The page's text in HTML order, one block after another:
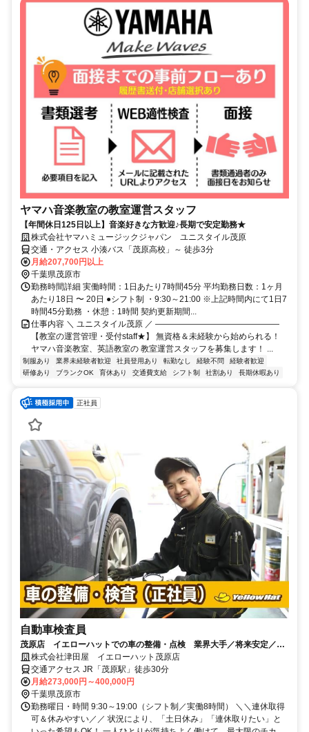
ヤマハ音楽教室の教室運営スタッフ
【年間休日125日以上】音楽好きな方歓迎♪長期で安定勤務★
株式会社ヤマハミュージックジャパン ユニスタイル茂原
交通・アクセス 小湊バス「茂原高校」～ 徒歩3分
月給207,700円以上
千葉県茂原市
勤務時間詳細 実働時間：1日あたり7時間45分 平均勤務日数：1ヶ月
あたり18日 〜 20日 ●シフト制 ・9:30～21:00 ※上記時間内にて1日7
時間45分勤務 ・休憩：1時間 契約更新期間...
仕事内容 ＼ ユニスタイル茂原 ／ ―――――――――――――――
【教室の運営管理・受付staff★】 無資格＆未経験から始められる！
ヤマハ音楽教室、英語教室の 教室運営スタッフを募集します！ ...
制服あり 業界未経験者歓迎 社員登用あり 転勤なし 経験不問
経験者歓迎
研修あり
ブランクOK 育休あり 交通費支給 シフト制 社割あり 長期休暇あり
正社員
自動車検査員
茂原店 イエローハットでの車の整備・点検 業界大手／将来安定／未
経験から資格取得など働く環境◎
株式会社津田屋 イエローハット茂原店
交通アクセス JR「茂原駅」徒歩30分
月給273,000円～400,000円
千葉県茂原市
勤務曜日・時間 9:30～19:00（シフト制／実働8時間） ＼＼連休取得
可＆休みやすい／／ 状況により、「土日休み」「連休取りたい」と